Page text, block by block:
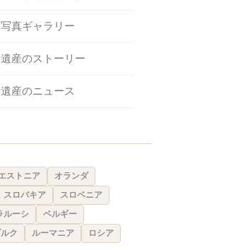
真ギャラリー
産のストーリー
産のニュース
ストニア
オランダ
スロバキア
スロベニア
ルーシ
ベルギー
ク ルーマニア
ロシア